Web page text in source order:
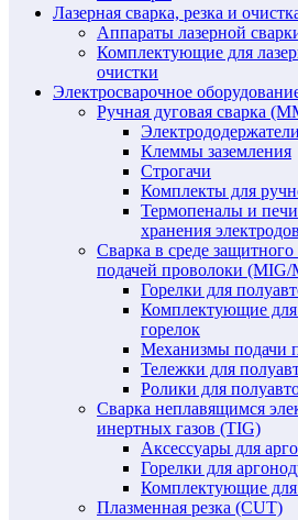
Лазерная сварка, резка и
Аппараты лазерной
Комплектующие для
очистки
Электросварочное
Ручная дуговая сварка
Электрододержатели
Клеммы заземления
Строгачи
Комплекты для
Термопеналы и
хранения электродов
Сварка в среде защитного
подачей проволоки
Горелки для
Комплектующие для
горелок
Механизмы подачи
Тележки для
Ролики для
Сварка неплавящимся
инертных газов (TIG)
Аксессуары для
Горелки для
Комплектующие для
Плазменная резка (CUT)